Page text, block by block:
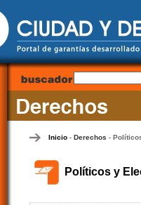
Inicio- Derechos -
Políticos y